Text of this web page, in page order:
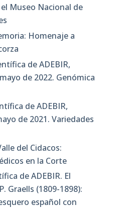
Museo Nacional de
Homenaje a
de ADEBIR,
de 2022. Genómica
de ADEBIR,
de 2021. Variedades
del Cidacos:
en la Corte
de ADEBIR. El
Graells (1809-1898):
español con